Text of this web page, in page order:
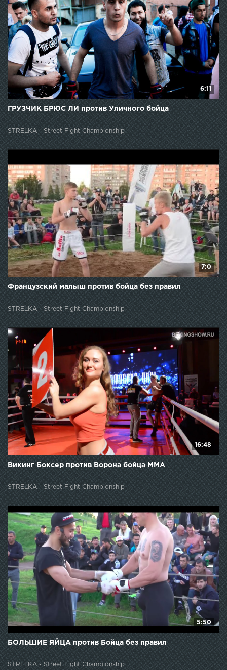
6:11
ГРУЗЧИК БРЮС ЛИ против Уличного бойца
STRELKA - Street Fight Championship
7:0
Французский малыш против бойца без правил
STRELKA - Street Fight Championship
16:48
Викинг Боксер против Ворона бойца ММА
STRELKA - Street Fight Championship
5:50
БОЛЬШИЕ ЯЙЦА против Бойца без правил
STRELKA - Street Fight Championship